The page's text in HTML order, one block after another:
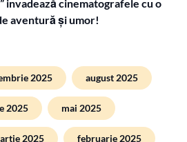
invadează cinematografele cu o
aventură și umor!
2025 august 2025
2025 mai 2025
2025 februarie 2025